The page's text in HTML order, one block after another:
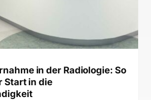
in der Radiologie: So
Start in die